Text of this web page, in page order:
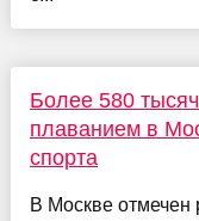
Более 580
плаванием в
спорта
В Москве отмечен